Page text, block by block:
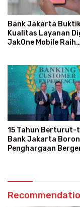
Bank Jakarta
Kualitas Layanan
JakOne Mobile Raih
15 Tahun
Bank Jakarta
Penghargaan